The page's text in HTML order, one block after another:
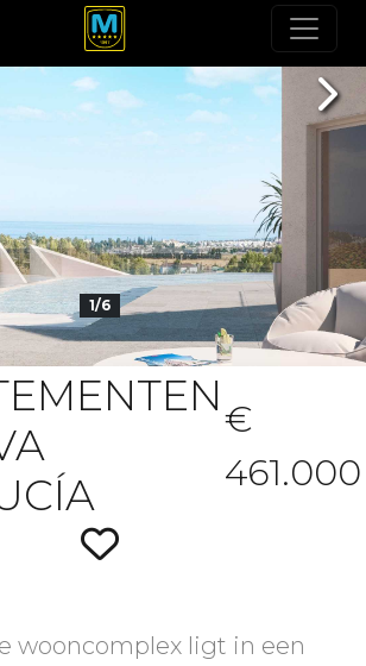
1/6
€
461.000
wooncomplex ligt in een